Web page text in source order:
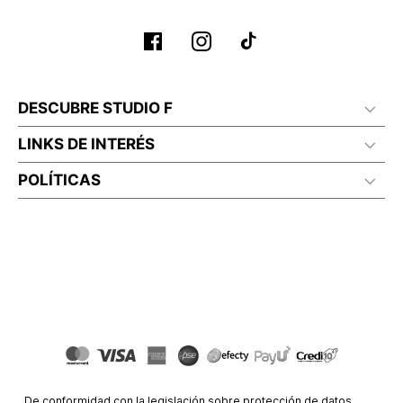
DESCUBRE STUDIO F
LINKS DE INTERÉS
POLÍTICAS